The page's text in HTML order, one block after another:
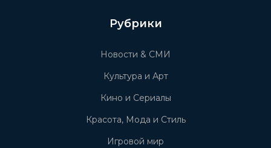
Рубрики
Новости & СМИ
Культура и Арт
Кино и Сериалы
Красота, Мода и Стиль
Игровой мир